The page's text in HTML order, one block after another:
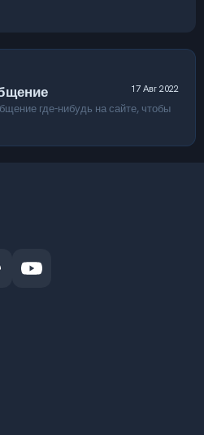
17 Авг 2022
где-нибудь на сайте, чтобы